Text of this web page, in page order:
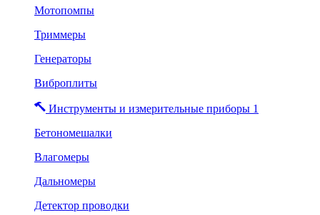
Мотопомпы
Триммеры
Генераторы
Виброплиты
Инструменты и измерительные приборы 1
Бетономешалки
Влагомеры
Дальномеры
Детектор проводки